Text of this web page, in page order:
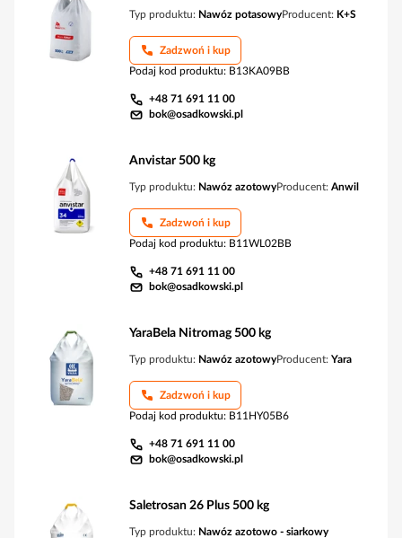
Typ produktu: Nawóz potasowyProducent: K+S
Zadzwoń i kup
Podaj kod produktu: B13KA09BB
+48 71 691 11 00
bok@osadkowski.pl
Anvistar 500 kg
Typ produktu: Nawóz azotowyProducent: Anwil
Zadzwoń i kup
Podaj kod produktu: B11WL02BB
+48 71 691 11 00
bok@osadkowski.pl
YaraBela Nitromag 500 kg
Typ produktu: Nawóz azotowyProducent: Yara
Zadzwoń i kup
Podaj kod produktu: B11HY05B6
+48 71 691 11 00
bok@osadkowski.pl
Saletrosan 26 Plus 500 kg
Typ produktu: Nawóz azotowo - siarkowy